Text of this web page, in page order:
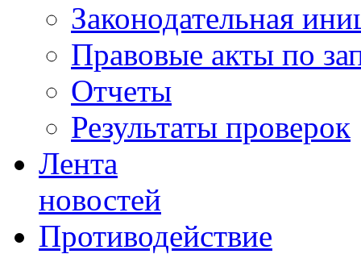
Законодательная
Правовые акты по
Отчеты
Результаты проверок
Лента
новостей
Противодействие